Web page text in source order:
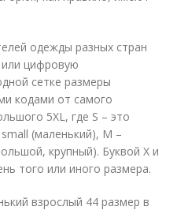
одежды разных стран
цифровую
сетке размеры
кодами от самого
5XL, где S – это
(маленький), M –
крупный). Буквой X и
того или иного размера.
взрослый 44 размер в